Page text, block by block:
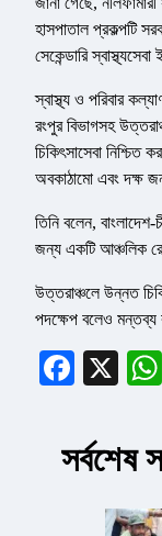
হাসপাতাল প্রকল্পটি
সেকেন্ডারি
স্বাস্থ্য ও পরিবার
রংপুর বিভাগসহ
চিকিৎসাসেবা নিশ্চিত
অবকাঠামো এবং দক্ষ
তিনি বলেন, বাংলাদেশ-
জন্য একটি আঞ্চলিক
উত্তরাঞ্চলে উন্নত
পদক্ষেপ বলেও মন্তব্য
X
সর্বশেষ